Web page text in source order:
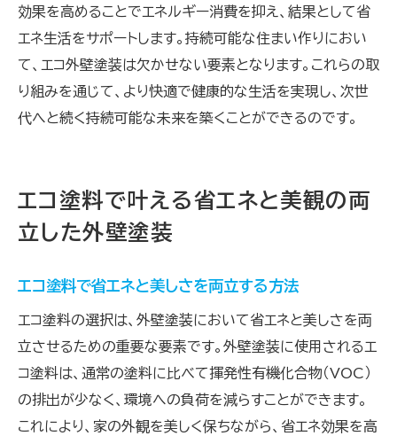
効果を高めることでエネルギー消費を抑え、結果として省
エネ生活をサポートします。持続可能な住まい作りにおい
て、エコ外壁塗装は欠かせない要素となります。これらの取
り組みを通じて、より快適で健康的な生活を実現し、次世
代へと続く持続可能な未来を築くことができるのです。
エコ塗料で叶える省エネと美観の両
立した外壁塗装
エコ塗料で省エネと美しさを両立する方法
エコ塗料の選択は、外壁塗装において省エネと美しさを両
立させるための重要な要素です。外壁塗装に使用されるエ
コ塗料は、通常の塗料に比べて揮発性有機化合物（VOC）
の排出が少なく、環境への負荷を減らすことができます。
これにより、家の外観を美しく保ちながら、省エネ効果を高